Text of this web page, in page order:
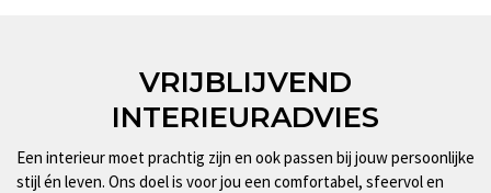
VRIJBLIJVEND
INTERIEURADVIES
Een interieur moet prachtig zijn en ook passen bij jouw persoonlijke
stijl én leven. Ons doel is voor jou een comfortabel, sfeervol en